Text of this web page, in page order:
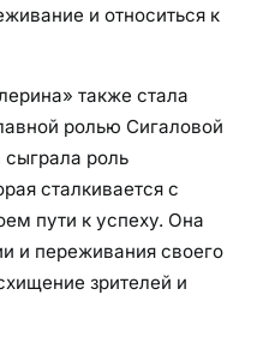
и относиться к
также стала
ролью Сигаловой
роль
сталкивается с
пути к успеху. Она
и переживания своего
зрителей и